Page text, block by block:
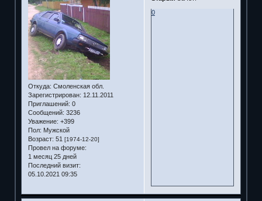
Откуда: Смоленская обл.
Зарегистрирован: 12.11.2011
Приглашений: 0
Сообщений: 3236
Уважение: +399
Пол: Мужской
Возраст: 51 [1974-12-20]
Провел на форуме:
1 месяц 25 дней
Последний визит:
05.10.2021 09:35
0